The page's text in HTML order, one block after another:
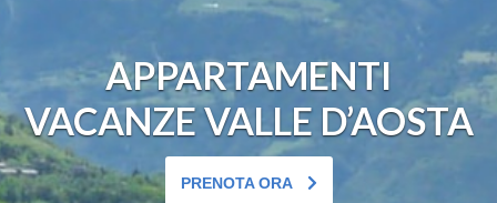
APPARTAMENTI
VACANZE VALLE D’AOSTA
PRENOTA ORA